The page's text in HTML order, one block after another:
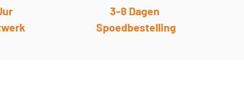
3-8 Dagen
Spoedbestelling